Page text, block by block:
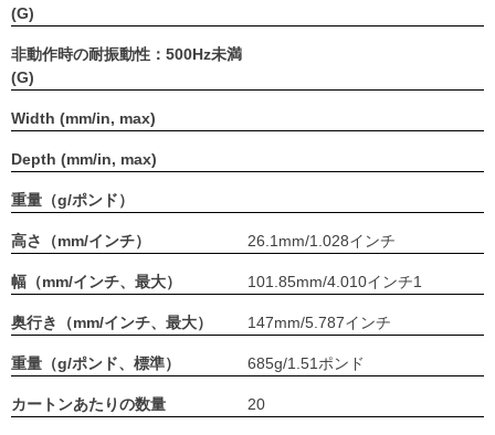
(G)
非動作時の耐振動性：500Hz未満
(G)
Width (mm/in, max)
Depth (mm/in, max)
重量（g/ポンド）
高さ（mm/インチ） 26.1mm/1.028インチ
幅（mm/インチ、最大） 101.85mm/4.010インチ1
奥行き（mm/インチ、最大） 147mm/5.787インチ
重量（g/ポンド、標準） 685g/1.51ポンド
カートンあたりの数量 20